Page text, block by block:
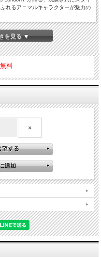
れるアニマルキャラクターが魅力の
ウなど、さまざまな動物の顔が現代
す。エレファントはシンプルなデザ
、白い牙が印象的です。目がなくて
セントとしても飾りたいアイテムで
ンドメイドされています。
/ポリエステル）素材で作られていま
居祝いなどのギフトにも最適です。
Richards London）ブランド
雑貨 イギリス雑貨 インテリ
犬 ドッグ いぬ ペット ブラ
北欧 キャラクター オリジナ
kwaii 母の日 父の日 敬老の日
スマス 出産 お祝い プレゼン
を見る ▼
料
×